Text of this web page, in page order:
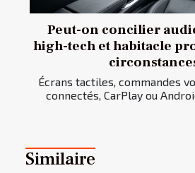
Peut-on concilier
high-tech et habitacle
Écrans tactiles, commandes
connectés, CarPlay ou
Similaire